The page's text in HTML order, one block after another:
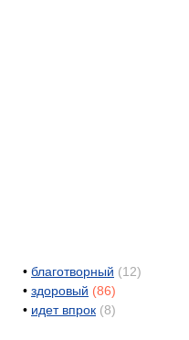
• благотворный (12)
• здоровый (86)
• идет впрок (8)